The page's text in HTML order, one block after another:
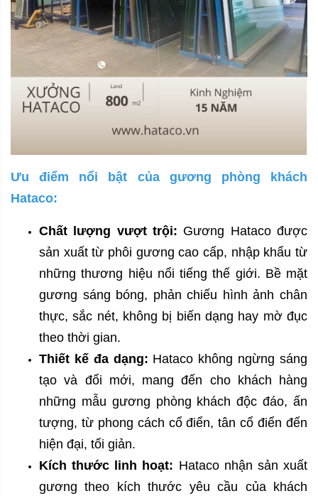
Ưu điểm nổi bật của gương phòng khách
Hataco:
Chất lượng vượt trội: Gương Hataco được
sản xuất từ phôi gương cao cấp, nhập khẩu từ
những thương hiệu nổi tiếng thế giới. Bề mặt
gương sáng bóng, phản chiếu hình ảnh chân
thực, sắc nét, không bị biến dạng hay mờ đục
theo thời gian.
Thiết kế đa dạng: Hataco không ngừng sáng
tạo và đổi mới, mang đến cho khách hàng
những mẫu gương phòng khách độc đáo, ấn
tượng, từ phong cách cổ điển, tân cổ điển đến
hiện đại, tối giản.
Kích thước linh hoạt: Hataco nhận sản xuất
gương theo kích thước yêu cầu của khách